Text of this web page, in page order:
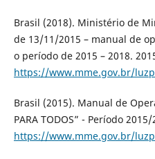
Brasil (2018). Ministério de
de 13/11/2015 – manual de
o período de 2015 – 2018.
https://www.mme.gov.br/
Brasil (2015). Manual de
PARA TODOS” - Período
https://www.mme.gov.br/